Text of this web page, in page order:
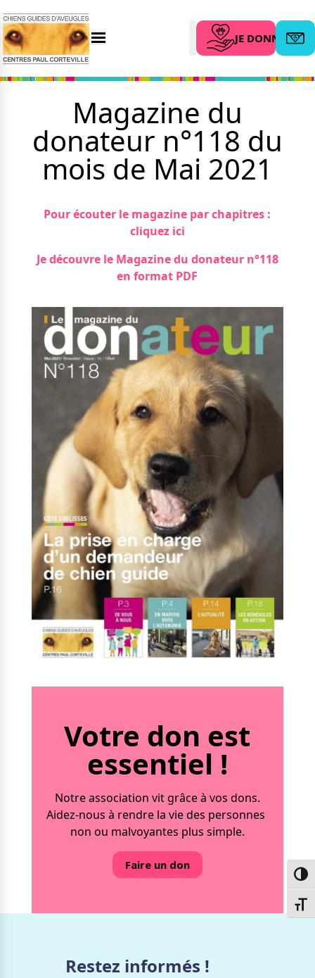
Menu Search JE DONNE
L’association
Qui sommes-nous ?
Nos partenaires
Nos dernières actus
Nos solutions
Le chien guide d’aveugle
La canne blanche
électronique
Formation & Rééducation
fonctionnelle
Formation
Rééducation fonctionnelle
Nous aider
Faire un don
Legs et assurance vie
collecte
Devenir famille
d’accueil
Tout savoir
Irremplaçables, la
série
Nous contacter
Magazine du
donateur n°118 du
mois de Mai 2021
Pour écouter le magazine par chapitres :
cliquez ici
Je découvre le Magazine du donateur n°118
en format PDF
Votre don est
essentiel !
Notre association vit grâce à vos dons.
Aidez-nous à rendre la vie des personnes
non ou malvoyantes plus simple.
Faire un don
Restez informés !